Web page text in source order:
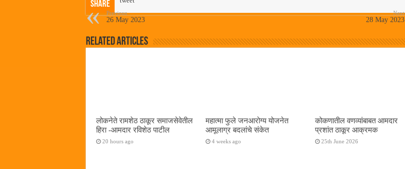
ok r
A
Share
Previous
26 May 2023
Next
28 May 2023
Related Articles
लोकनेते रामशेठ ठाकूर समाजसेवेतील
हिरा -आमदार रविशेठ पाटील
20 hours ago
महात्मा फुले जनआरोग्य योजनेत
आमूलाग्र बदलांचे संकेत
4 weeks ago
कोकणातील वणव्यांबाबत आमदार
प्रशांत ठाकूर आक्रमक
25th June 2026